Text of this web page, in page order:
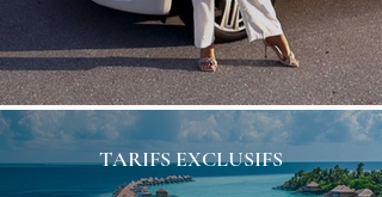
TARIFS EXCLUSIFS